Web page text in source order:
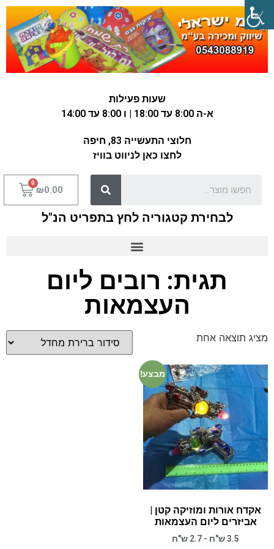
שעות פעילות
א-ה 8:00 עד 18:00 | ו 8:00 עד 14:00
חלוצי התעשייה 83, חיפה
לחצו כאן לניווט בוויז
₪0.00
לבחירת קטגוריה לחץ בתפריט הנ"ל
תגית: רובים ליום
העצמאות
מציג תוצאה אחת
מבצע!
אקדח אורות ומוזיקה קטן |
אביזרים ליום העצמאות
3.5 ש"ח - 2.7 ש"ח